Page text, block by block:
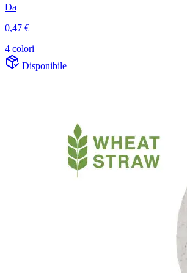
Da
0,47 €
4 colori
Disponibile